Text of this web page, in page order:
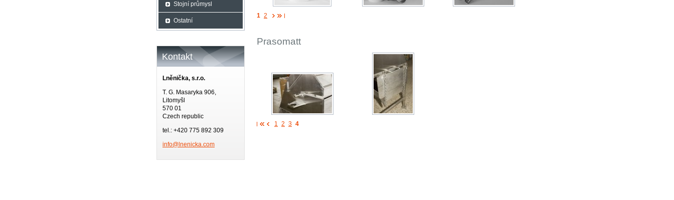
1 2
Prasomatt
1 2 3 4
Stojní průmysl
Ostatní
Kontakt
Lněnička, s.r.o.
T. G. Masaryka 906,
Litomyšl
570 01
Czech republic
tel.: +420 775 892 309
info@lnenicka.com